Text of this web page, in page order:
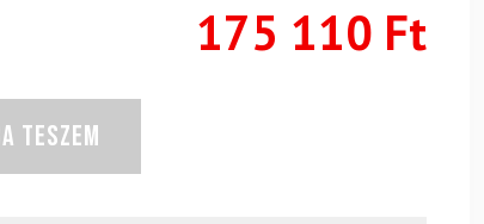
175 110 Ft
TESZEM